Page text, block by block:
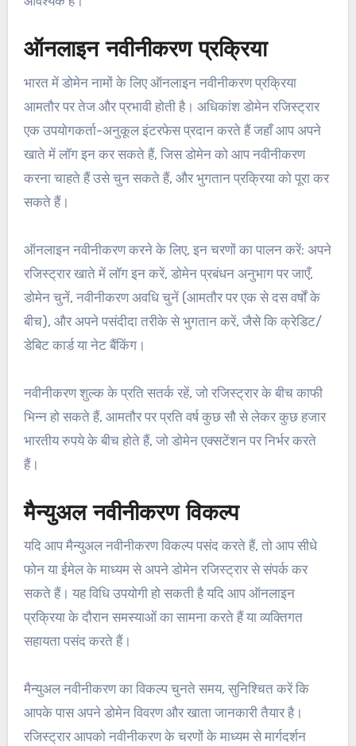
ऑनलाइन नवीनीकरण प्रक्रिया
भारत में डोमेन नामों के लिए ऑनलाइन नवीनीकरण प्रक्रिया
आमतौर पर तेज और प्रभावी होती है। अधिकांश डोमेन रजिस्ट्रार
एक उपयोगकर्ता-अनुकूल इंटरफेस प्रदान करते हैं जहाँ आप अपने
खाते में लॉग इन कर सकते हैं, जिस डोमेन को आप नवीनीकरण
करना चाहते हैं उसे चुन सकते हैं, और भुगतान प्रक्रिया को पूरा कर
सकते हैं।
ऑनलाइन नवीनीकरण करने के लिए, इन चरणों का पालन करें: अपने
रजिस्ट्रार खाते में लॉग इन करें, डोमेन प्रबंधन अनुभाग पर जाएँ,
डोमेन चुनें, नवीनीकरण अवधि चुनें (आमतौर पर एक से दस वर्षों के
बीच), और अपने पसंदीदा तरीके से भुगतान करें, जैसे कि क्रेडिट/
डेबिट कार्ड या नेट बैंकिंग।
नवीनीकरण शुल्क के प्रति सतर्क रहें, जो रजिस्ट्रार के बीच काफी
भिन्न हो सकते हैं, आमतौर पर प्रति वर्ष कुछ सौ से लेकर कुछ हजार
भारतीय रुपये के बीच होते हैं, जो डोमेन एक्सटेंशन पर निर्भर करते
हैं।
मैन्युअल नवीनीकरण विकल्प
यदि आप मैन्युअल नवीनीकरण विकल्प पसंद करते हैं, तो आप सीधे
फोन या ईमेल के माध्यम से अपने डोमेन रजिस्ट्रार से संपर्क कर
सकते हैं। यह विधि उपयोगी हो सकती है यदि आप ऑनलाइन
प्रक्रिया के दौरान समस्याओं का सामना करते हैं या व्यक्तिगत
सहायता पसंद करते हैं।
मैन्युअल नवीनीकरण का विकल्प चुनते समय, सुनिश्चित करें कि
आपके पास अपने डोमेन विवरण और खाता जानकारी तैयार है।
रजिस्ट्रार आपको नवीनीकरण के चरणों के माध्यम से मार्गदर्शन